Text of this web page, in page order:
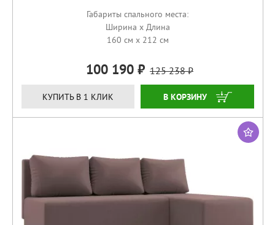
Габариты спального места:
Ширина x Длина
160 см x 212 см
100 190 125 238
КУПИТЬ В 1 КЛИК ЗАКАЗАТЬ